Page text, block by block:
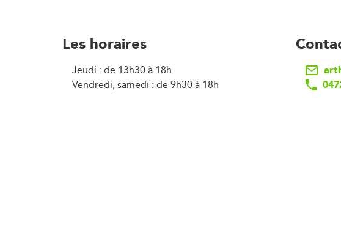
Les horaires
Jeudi : de 13h30 à 18h
Vendredi, samedi : de 9h30 à 18h